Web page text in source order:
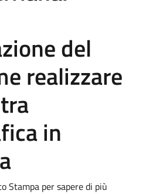
del
realizzare
in
Stampa per sapere di più